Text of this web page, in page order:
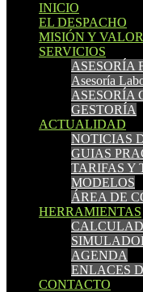
INICIO
EL DESPACHO
MISIÓN Y
SERVICIOS
ASESORÍA
Asesoría
ASESORÍA
GESTORÍA
ACTUALIDAD
NOTICIAS
GUIAS
TARIFAS Y
MODELOS
ÁREA DE
HERRAMIENTAS
AGENDA
ENLACES
CONTACTO
INICIO
EL DESPACHO
MISIÓN Y
SERVICIOS
ASESORÍA
Asesoría
ASESORÍA
GESTORÍA
ACTUALIDAD
NOTICIAS
GUIAS
TARIFAS Y
MODELOS
ÁREA DE
HERRAMIENTAS
AGENDA
ENLACES
CONTACTO